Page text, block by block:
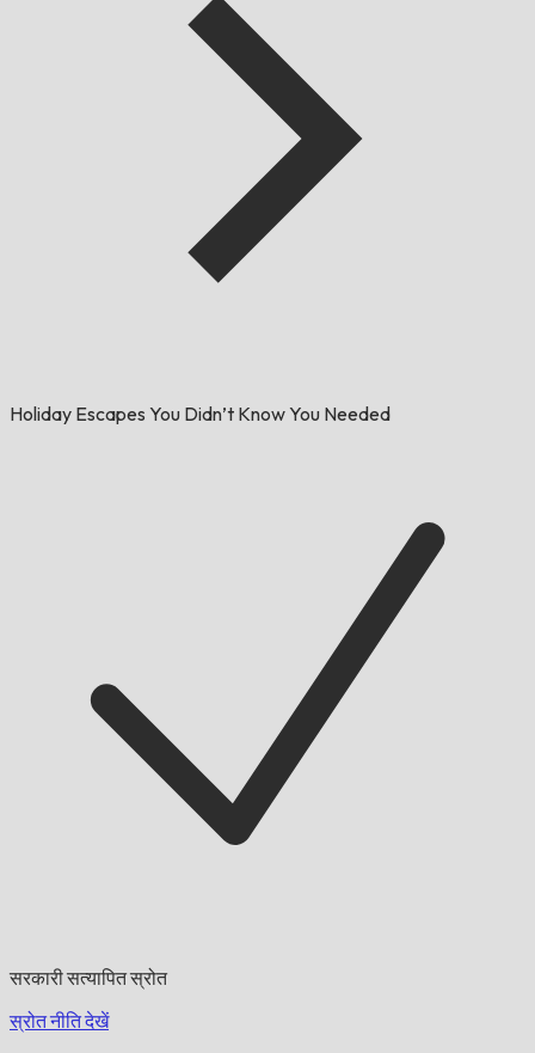
Holiday Escapes You Didn’t Know You Needed
सरकारी सत्यापित स्रोत
स्रोत नीति देखें